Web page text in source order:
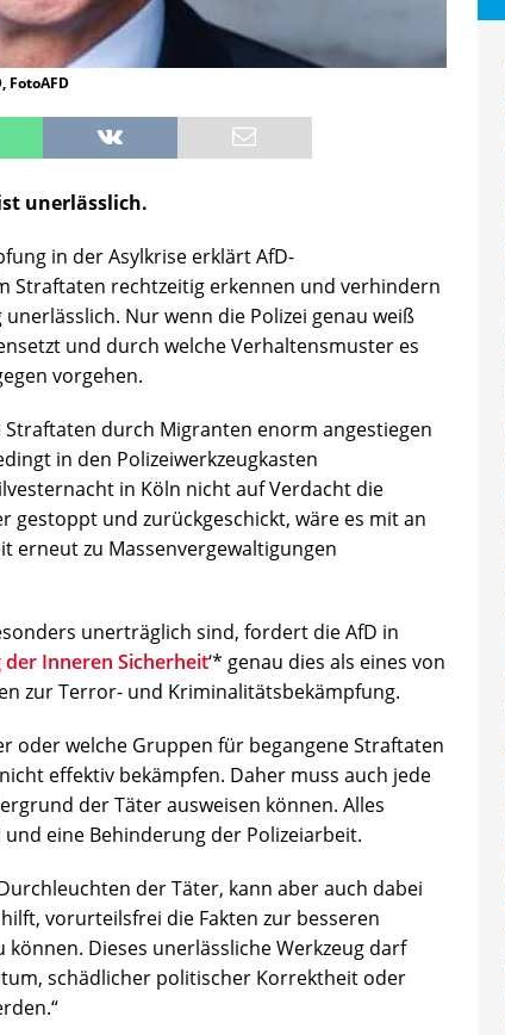
FotoAFD
unerlässlich.
in der Asylkrise erklärt AfD-
Straftaten rechtzeitig erkennen und verhindern
Nur wenn die Polizei genau weiß
und durch welche Verhaltensmuster es
vorgehen.
durch Migranten enorm angestiegen
in den Polizeiwerkzeugkasten
in Köln nicht auf Verdacht die
und zurückgeschickt, wäre es mit an
erneut zu Massenvergewaltigungen
unerträglich sind, fordert die AfD in
Inneren Sicherheit‘* genau dies als eines von
zur Terror- und Kriminalitätsbekämpfung.
oder welche Gruppen für begangene Straftaten
effektiv bekämpfen. Daher muss auch jede
der Täter ausweisen können. Alles
eine Behinderung der Polizeiarbeit.
der Täter, kann aber auch dabei
vorurteilsfrei die Fakten zur besseren
Dieses unerlässliche Werkzeug darf
schädlicher politischer Korrektheit oder